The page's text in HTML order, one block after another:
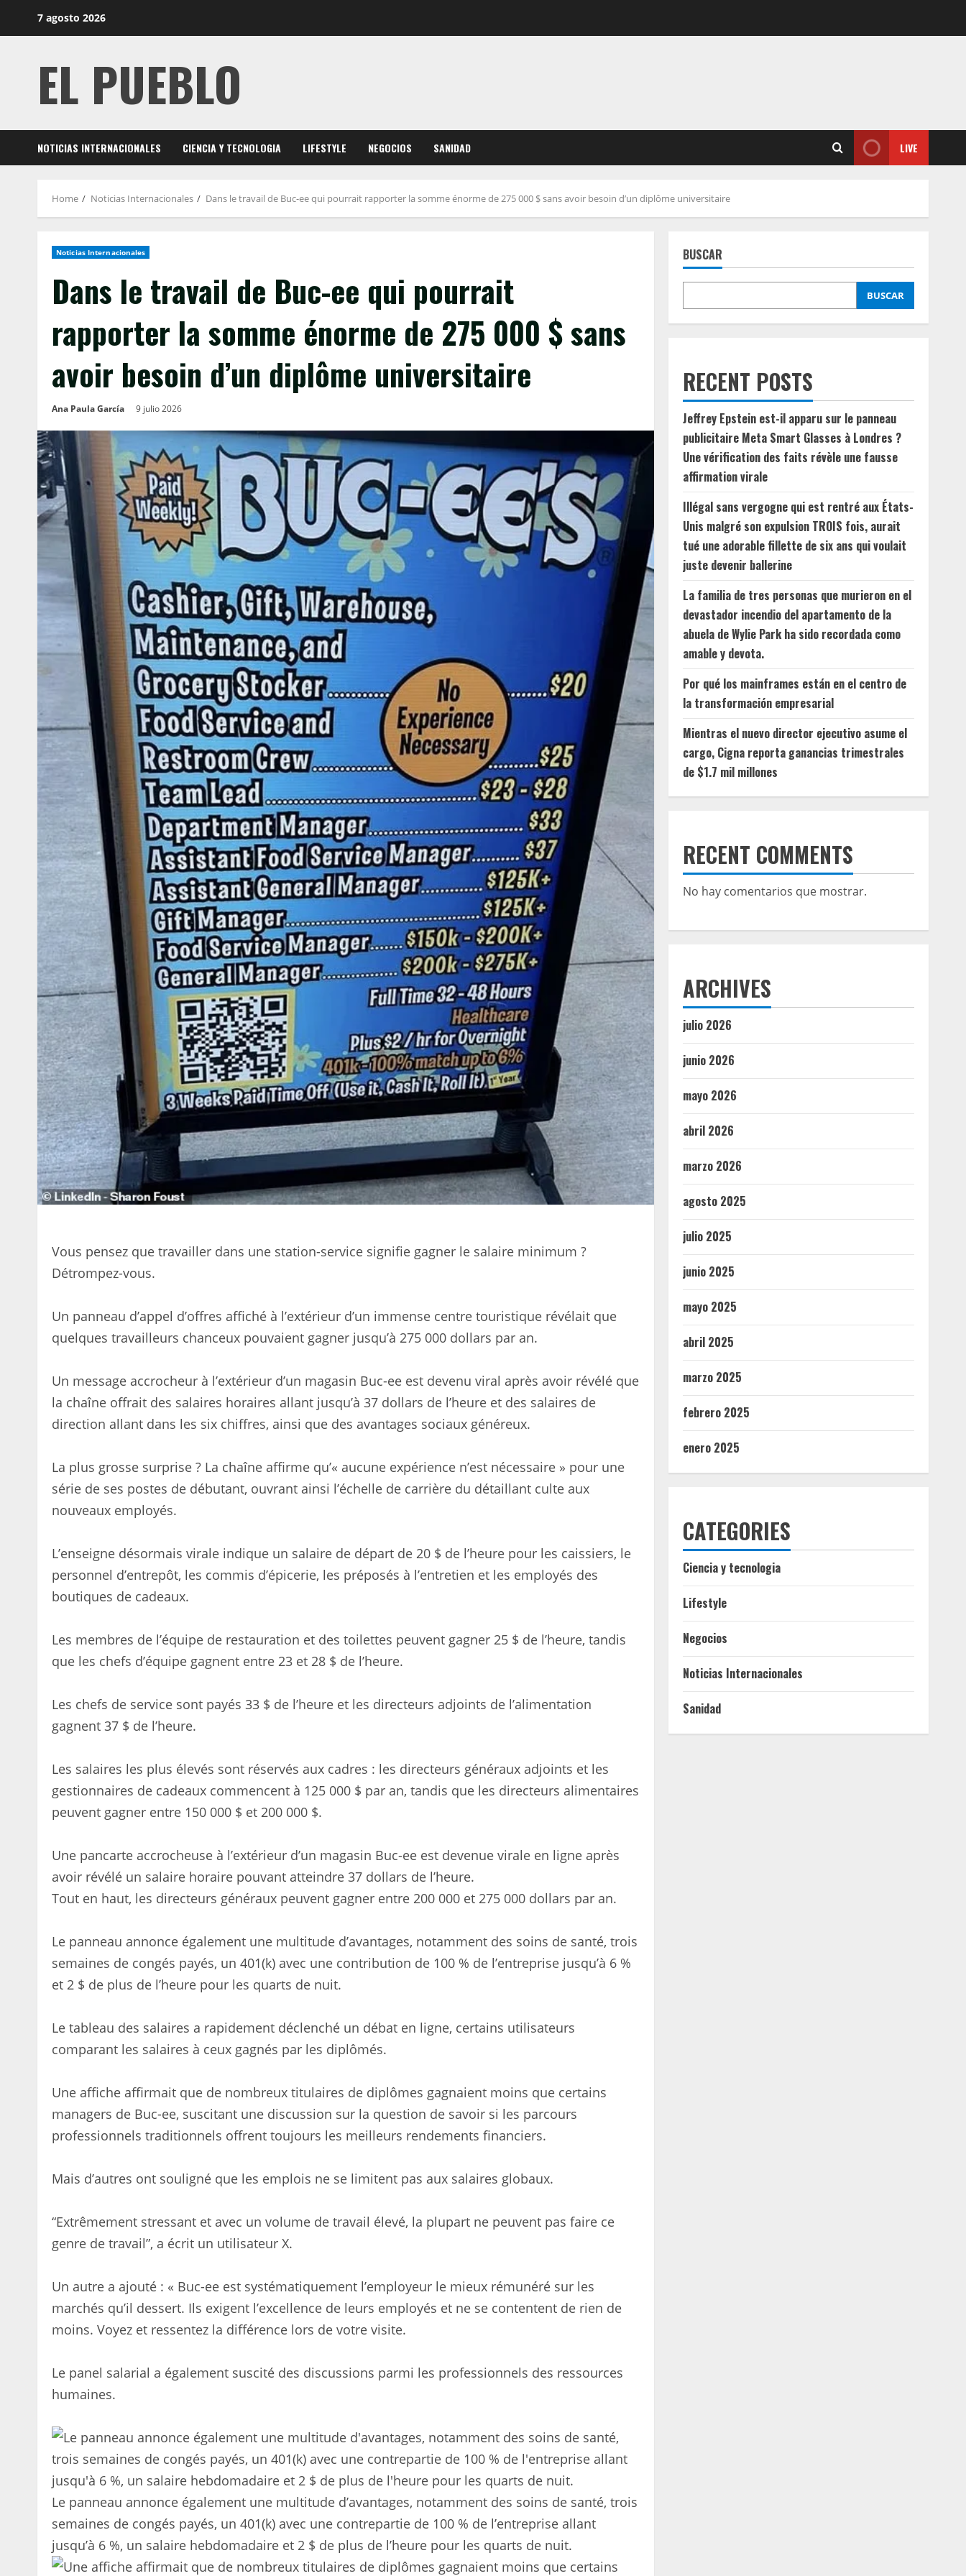
7 agosto 2026
EL PUEBLO
NOTICIAS INTERNACIONALES CIENCIA Y TECNOLOGIA LIFESTYLE NEGOCIOS SANIDAD LIVE
Home Noticias Internacionales Dans le travail de Buc-ee qui pourrait rapporter la somme énorme de 275 000 $ sans avoir besoin d’un diplôme universitaire
Noticias Internacionales
Dans le travail de Buc-ee qui pourrait
rapporter la somme énorme de 275 000 $ sans
avoir besoin d’un diplôme universitaire
Ana Paula García 9 julio 2026
Vous pensez que travailler dans une station-service signifie gagner le salaire minimum ?
Détrompez-vous.
Un panneau d’appel d’offres affiché à l’extérieur d’un immense centre touristique révélait que
quelques travailleurs chanceux pouvaient gagner jusqu’à 275 000 dollars par an.
Un message accrocheur à l’extérieur d’un magasin Buc-ee est devenu viral après avoir révélé que
la chaîne offrait des salaires horaires allant jusqu’à 37 dollars de l’heure et des salaires de
direction allant dans les six chiffres, ainsi que des avantages sociaux généreux.
La plus grosse surprise ? La chaîne affirme qu’« aucune expérience n’est nécessaire » pour une
série de ses postes de débutant, ouvrant ainsi l’échelle de carrière du détaillant culte aux
nouveaux employés.
L’enseigne désormais virale indique un salaire de départ de 20 $ de l’heure pour les caissiers, le
personnel d’entrepôt, les commis d’épicerie, les préposés à l’entretien et les employés des
boutiques de cadeaux.
Les membres de l’équipe de restauration et des toilettes peuvent gagner 25 $ de l’heure, tandis
que les chefs d’équipe gagnent entre 23 et 28 $ de l’heure.
Les chefs de service sont payés 33 $ de l’heure et les directeurs adjoints de l’alimentation
gagnent 37 $ de l’heure.
Les salaires les plus élevés sont réservés aux cadres : les directeurs généraux adjoints et les
gestionnaires de cadeaux commencent à 125 000 $ par an, tandis que les directeurs alimentaires
peuvent gagner entre 150 000 $ et 200 000 $.
Une pancarte accrocheuse à l’extérieur d’un magasin Buc-ee est devenue virale en ligne après
avoir révélé un salaire horaire pouvant atteindre 37 dollars de l’heure.
Tout en haut, les directeurs généraux peuvent gagner entre 200 000 et 275 000 dollars par an.
Le panneau annonce également une multitude d’avantages, notamment des soins de santé, trois
semaines de congés payés, un 401(k) avec une contribution de 100 % de l’entreprise jusqu’à 6 %
et 2 $ de plus de l’heure pour les quarts de nuit.
Le tableau des salaires a rapidement déclenché un débat en ligne, certains utilisateurs
comparant les salaires à ceux gagnés par les diplômés.
Une affiche affirmait que de nombreux titulaires de diplômes gagnaient moins que certains
managers de Buc-ee, suscitant une discussion sur la question de savoir si les parcours
professionnels traditionnels offrent toujours les meilleurs rendements financiers.
Mais d’autres ont souligné que les emplois ne se limitent pas aux salaires globaux.
“Extrêmement stressant et avec un volume de travail élevé, la plupart ne peuvent pas faire ce
genre de travail”, a écrit un utilisateur X.
Un autre a ajouté : « Buc-ee est systématiquement l’employeur le mieux rémunéré sur les
marchés qu’il dessert. Ils exigent l’excellence de leurs employés et ne se contentent de rien de
moins. Voyez et ressentez la différence lors de votre visite.
Le panel salarial a également suscité des discussions parmi les professionnels des ressources
humaines.
Le panneau annonce également une multitude d’avantages, notamment des soins de santé, trois
semaines de congés payés, un 401(k) avec une contrepartie de 100 % de l’entreprise allant
jusqu’à 6 %, un salaire hebdomadaire et 2 $ de plus de l’heure pour les quarts de nuit.
BUSCAR
BUSCAR
RECENT POSTS
Jeffrey Epstein est-il apparu sur le panneau
publicitaire Meta Smart Glasses à Londres ?
Une vérification des faits révèle une fausse
affirmation virale
Illégal sans vergogne qui est rentré aux États-
Unis malgré son expulsion TROIS fois, aurait
tué une adorable fillette de six ans qui voulait
juste devenir ballerine
La familia de tres personas que murieron en el
devastador incendio del apartamento de la
abuela de Wylie Park ha sido recordada como
amable y devota.
Por qué los mainframes están en el centro de
la transformación empresarial
Mientras el nuevo director ejecutivo asume el
cargo, Cigna reporta ganancias trimestrales
de $1.7 mil millones
RECENT COMMENTS
No hay comentarios que mostrar.
ARCHIVES
julio 2026
junio 2026
mayo 2026
abril 2026
marzo 2026
agosto 2025
julio 2025
junio 2025
mayo 2025
abril 2025
marzo 2025
febrero 2025
enero 2025
CATEGORIES
Ciencia y tecnologia
Lifestyle
Negocios
Noticias Internacionales
Sanidad